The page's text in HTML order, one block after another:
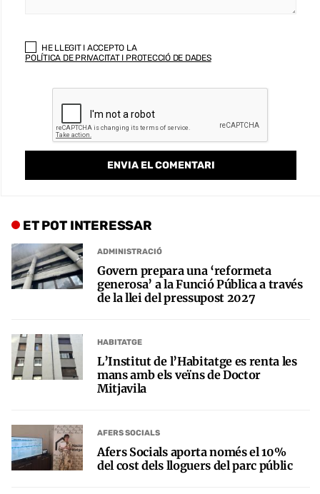
HE LLEGIT I ACCEPTO LA
POLÍTICA DE PRIVACITAT I PROTECCIÓ DE DADES
ET POT INTERESSAR
ADMINISTRACIÓ
Govern prepara una ‘reformeta
generosa’ a la Funció Pública a través
de la llei del pressupost 2027
HABITATGE
L’Institut de l’Habitatge es renta les
mans amb els veïns de Doctor
Mitjavila
AFERS SOCIALS
Afers Socials aporta només el 10%
del cost dels lloguers del parc públic